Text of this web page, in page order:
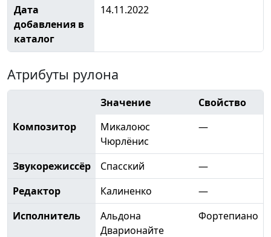
Дата
добавления в
каталог
14.11.2022
Атрибуты рулона
Значение
Свойство
Композитор
Микалоюс
Чюрлёнис
—
Звукорежиссёр Спасский
—
Редактор
Калиненко
—
Исполнитель
Альдона
Дварионайте
Фортепиано